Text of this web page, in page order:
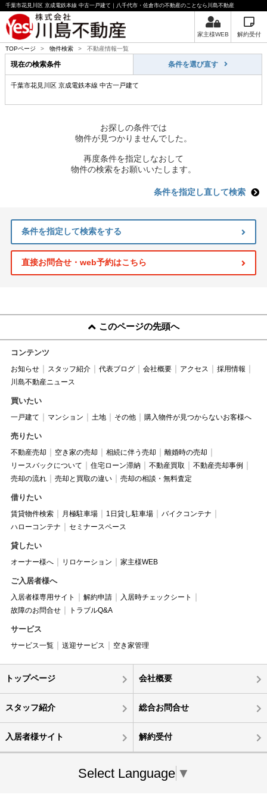
千葉市花見川区 京成電鉄本線 中古一戸建て｜八千代市・佐倉市の不動産のことなら川島不動産
家主様WEB 解約受付
TOPページ > 物件検索 > 不動産情報一覧
現在の検索条件 条件を選び直す
千葉市花見川区 京成電鉄本線 中古一戸建て
お探しの条件では
物件が見つかりませんでした。
再度条件を指定しなおして
物件の検索をお願いいたします。
条件を指定し直して検索
条件を指定して検索をする
直接お問合せ・web予約はこちら
このページの先頭へ
コンテンツ
お知らせ スタッフ紹介 代表ブログ 会社概要 アクセス
採用情報
川島不動産ニュース
買いたい
一戸建て マンション 土地 その他 購入物件が見つからないお客様へ
売りたい
不動産売却 空き家の売却 相続に伴う売却
離婚時の売却
リースバックについて
住宅ローン滞納 不動産買取
不動産売却事例
売却の流れ
売却と買取の違い 売却の相談・無料査定
借りたい
賃貸物件検索 月極駐車場 1日貸し駐車場
バイクコンテナ
ハローコンテナ
セミナースペース
貸したい
オーナー様へ リロケーション 家主様WEB
ご入居者様へ
入居者様専用サイト 解約申請
入居時チェックシート
故障のお問合せ
トラブルQ&A
サービス
サービス一覧 送迎サービス 空き家管理
トップページ 会社概要
スタッフ紹介 総合お問合せ
入居者様サイト 解約受付
Select Language ▼